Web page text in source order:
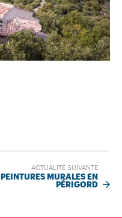
ACTUALITÉ SUIVANTE
PEINTURES MURALES EN
PÉRIGORD